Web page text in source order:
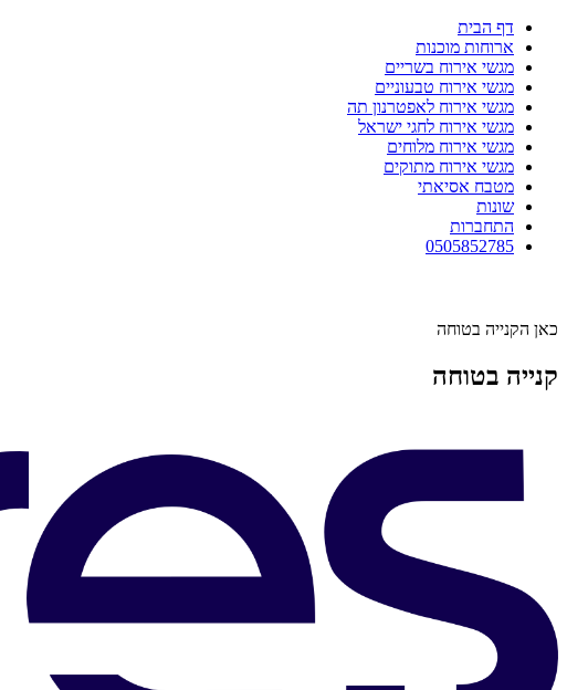
דף הבית
ארוחות מוכנות
מגשי אירוח בשריים
מגשי אירוח טבעוניים
מגשי אירוח לאפטרנון תה
מגשי אירוח לחגי ישראל
מגשי אירוח מלוחים
מגשי אירוח מתוקים
מטבח אסיאתי
שונות
התחברות
0505852785
כאן הקנייה בטוחה
קנייה בטוחה